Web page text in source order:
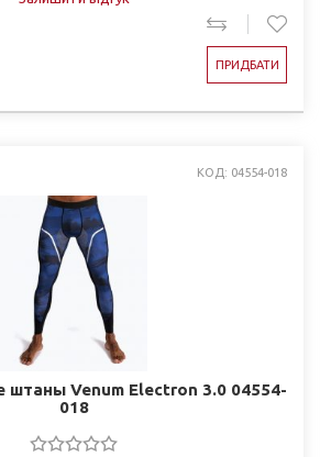
ПРИДБАТИ
КОД: 04554-018
штаны Venum Electron 3.0 04554-
018